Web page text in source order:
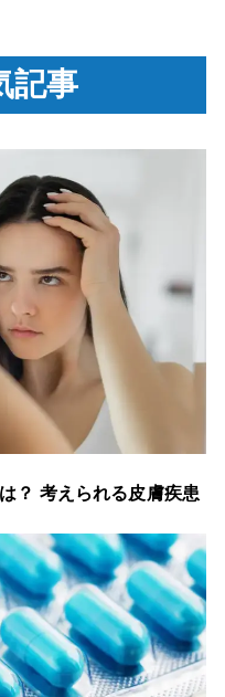
記事
？ 考えられる皮膚疾患